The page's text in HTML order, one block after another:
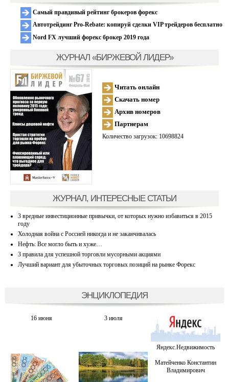
Самый правдивый рейтинг брокеров форекс
Автотрейдинг Pro-Rebate: копируй сделки VIP трейдеров бесплатно
Nord FX лучший форекс брокер 2019 года
ЖУРНАЛ «БИРЖЕВОЙ ЛИДЕР»
Читать онлайн
Скачать номер
Архив номеров
Партнерам
Количество загрузок: 10698824
ЖУРНАЛ, ИНТЕРЕСНЫЕ СТАТЬИ
3 вредные инвестиционные привычки, от которых нужно избавиться в 2015
году
Холодная война с Россией никогда и не заканчивалась
Нефть: Все могло быть и хуже…
3 правила для успешной торговли мусорными акциями
Лучший вариант для убыточных торговых позиций на рынке Форекс
ЭНЦИКЛОПЕДИЯ
16 июня 3 июля
Яндекс.Недвижимость
Матейченко Константин
Владимирович